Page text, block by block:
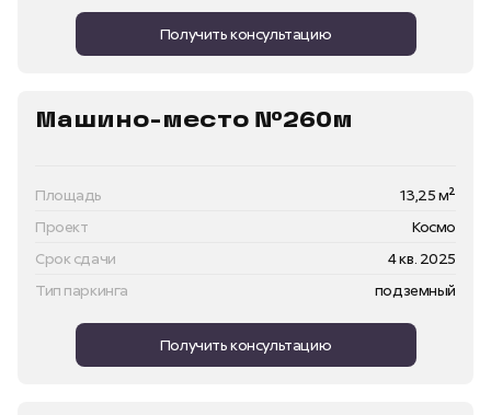
Получить консультацию
Машино-место №260м
Проект
Космо
Срок сдачи
4 кв. 2025
Площадь 13,25 м²
Тип паркинга подземный
Получить консультацию